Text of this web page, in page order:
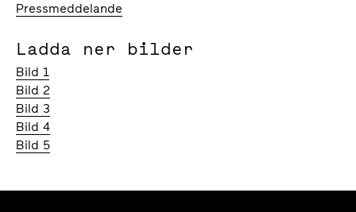
Pressmeddelande
Ladda ner bilder
Bild 1
Bild 2
Bild 3
Bild 4
Bild 5